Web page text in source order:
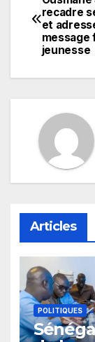
de
l’article
recadre
et
message
jeunesse
Articles
POLITIQUES